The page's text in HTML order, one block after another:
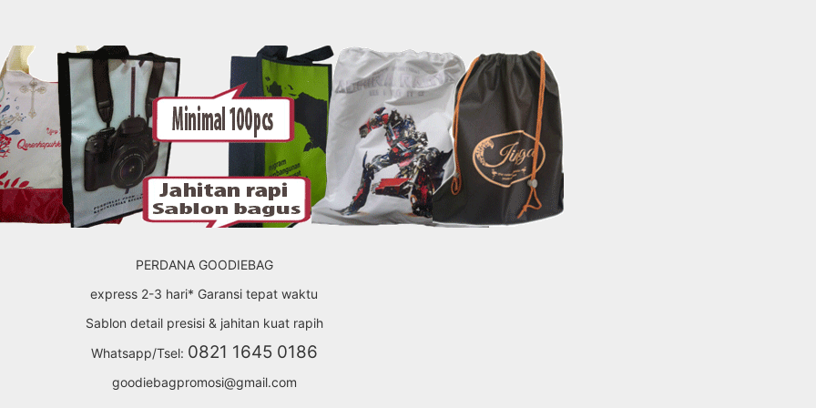
PERDANA GOODIEBAG
express 2-3 hari* Garansi tepat waktu
Sablon detail presisi & jahitan kuat rapih
Whatsapp/Tsel: 0821 1645 0186
goodiebagpromosi@gmail.com